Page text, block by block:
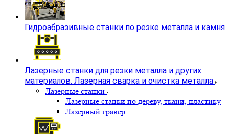
Гидроабразивные станки по резке металла и камня
Лазерные станки для резки металла и других
материалов. Лазерная сварка и очистка металла
Лазерные станки
Лазерные станки по дереву, ткани, пластику
Лазерный гравер